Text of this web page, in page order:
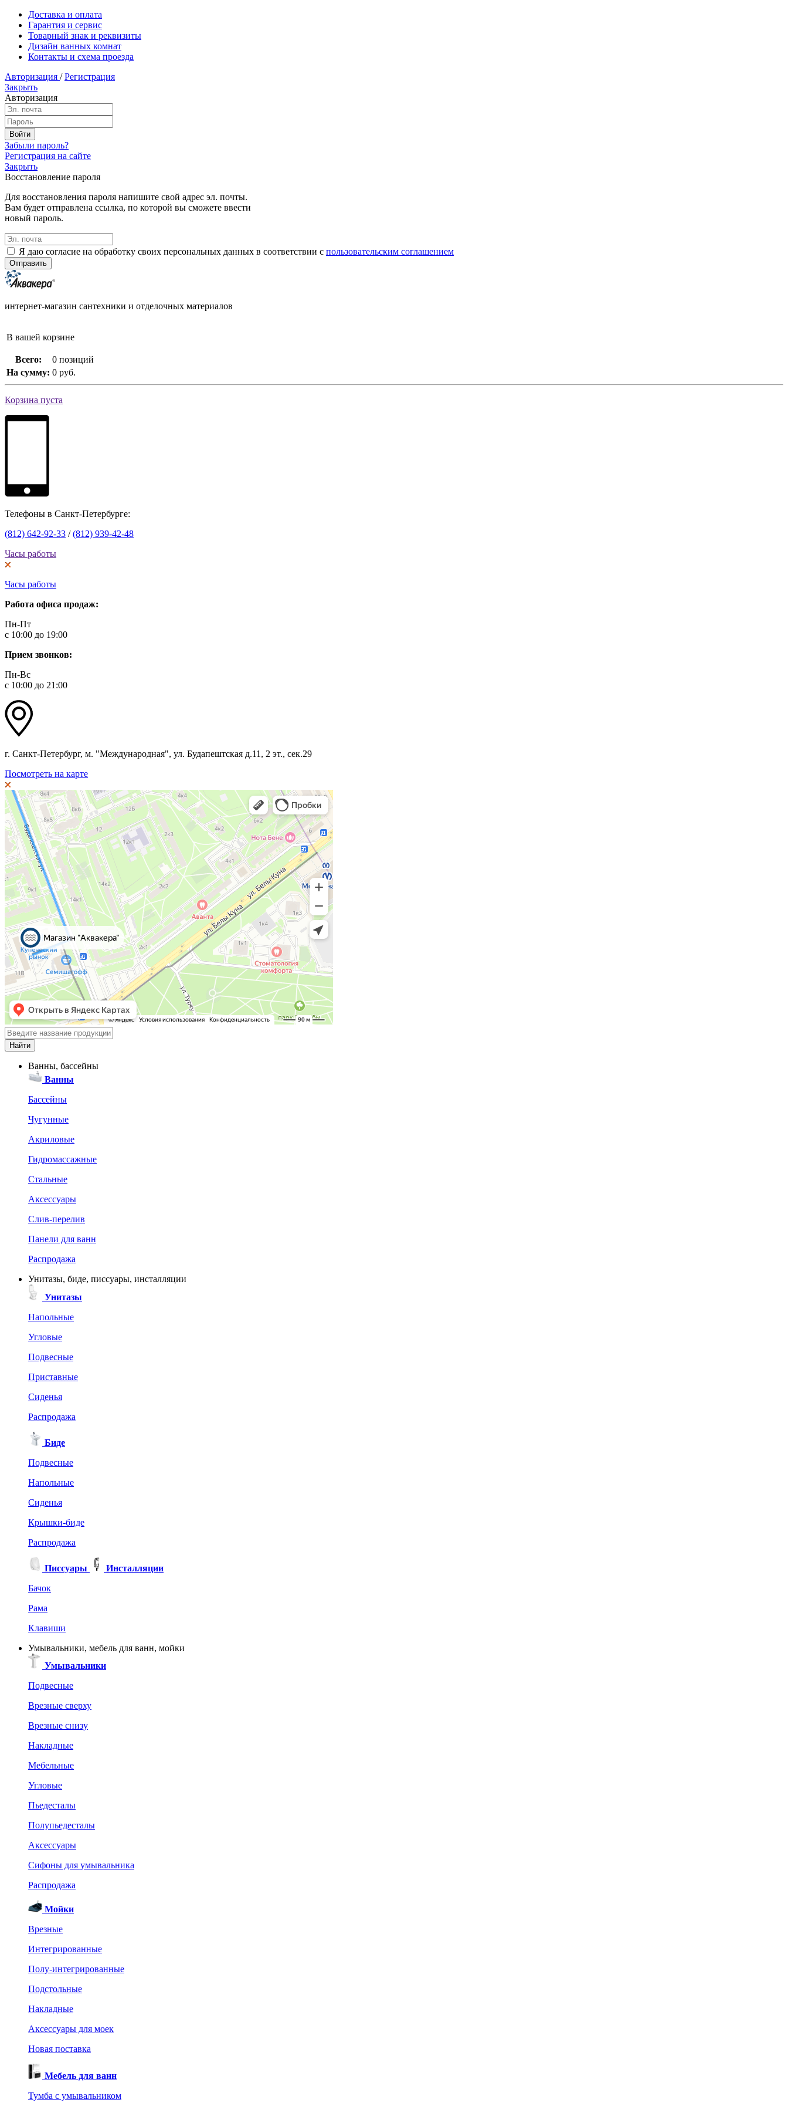
Доставка и оплата
Гарантия и сервис
Товарный знак и реквизиты
Дизайн ванных комнат
Контакты и схема проезда
Авторизация / Регистрация
Закрыть
Авторизация
Забыли пароль?
Регистрация на сайте
Закрыть
Восстановление пароля
Для восстановления пароля напишите свой адрес эл. почты.
Вам будет отправлена ссылка, по которой вы сможете ввести
новый пароль.
Я даю согласие на обработку своих персональных данных в соответствии с пользовательским соглашением
интернет-магазин сантехники и отделочных материалов
В вашей корзине
Всего:
0 позиций
На сумму: 0 руб.
Корзина пуста
Телефоны в Санкт-Петербурге:
(812) 642-92-33 /(812) 939-42-48
Часы работы
Часы работы
Работа офиса продаж:
Пн-Пт
с 10:00 до 19:00
Прием звонков:
Пн-Вс
с 10:00 до 21:00
г. Санкт-Петербург, м. "Международная", ул. Будапештская д.11, 2 эт., сек.29
Посмотреть на карте
Ванны, бассейны
Ванны
Бассейны
Чугунные
Акриловые
Гидромассажные
Стальные
Аксессуары
Слив-перелив
Панели для ванн
Распродажа
Унитазы, биде, писсуары, инсталляции
Унитазы
Напольные
Угловые
Подвесные
Приставные
Сиденья
Распродажа
Биде
Подвесные
Напольные
Сиденья
Крышки-биде
Распродажа
Писсуары
Инсталляции
Бачок
Рама
Клавиши
Умывальники, мебель для ванн, мойки
Умывальники
Подвесные
Врезные сверху
Врезные снизу
Накладные
Мебельные
Угловые
Пьедесталы
Полупьедесталы
Аксессуары
Сифоны для умывальника
Распродажа
Мойки
Врезные
Интегрированные
Полу-интегрированные
Подстольные
Накладные
Аксессуары для моек
Новая поставка
Мебель для ванн
Тумба с умывальником